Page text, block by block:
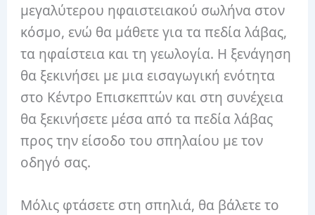
μεγαλύτερου ηφαιστειακού σωλήνα στον
κόσμο, ενώ θα μάθετε για τα πεδία λάβας,
τα ηφαίστεια και τη γεωλογία. Η ξενάγηση
θα ξεκινήσει με μια εισαγωγική ενότητα
στο Κέντρο Επισκεπτών και στη συνέχεια
θα ξεκινήσετε μέσα από τα πεδία λάβας
προς την είσοδο του σπηλαίου με τον
οδηγό σας.
Μόλις φτάσετε στη σπηλιά, θα βάλετε το